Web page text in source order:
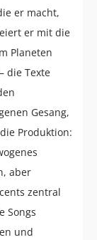
er macht,
er mit die
Planeten
die Texte
Gesang,
Produktion:
aber
zentral
Songs
und